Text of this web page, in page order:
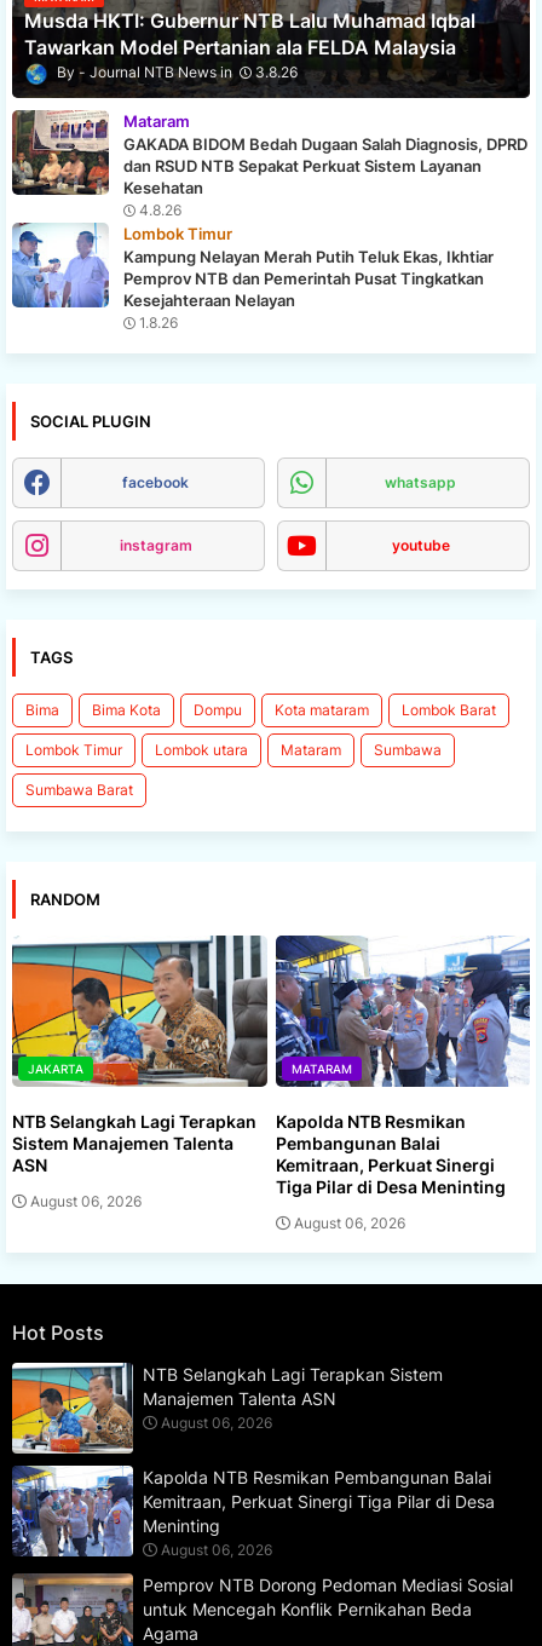
Musda HKTI: Gubernur NTB Lalu Muhamad Iqbal
Tawarkan Model Pertanian ala FELDA Malaysia
Journal NTB News 3.8.26
Mataram
GAKADA BIDOM Bedah Dugaan Salah Diagnosis, DPRD
dan RSUD NTB Sepakat Perkuat Sistem Layanan
Kesehatan
4.8.26
Lombok Timur
Kampung Nelayan Merah Putih Teluk Ekas, Ikhtiar
Pemprov NTB dan Pemerintah Pusat Tingkatkan
Kesejahteraan Nelayan
1.8.26
SOCIAL PLUGIN
facebook whatsapp
instagram youtube
TAGS
Bima Bima Kota Dompu Kota mataram Lombok Barat
Lombok Timur Lombok utara Mataram Sumbawa
Sumbawa Barat
RANDOM
JAKARTA
NTB Selangkah Lagi Terapkan
Sistem Manajemen Talenta
ASN
August 06, 2026
MATARAM
Kapolda NTB Resmikan
Pembangunan Balai
Kemitraan, Perkuat Sinergi
Tiga Pilar di Desa Meninting
August 06, 2026
Hot Posts
NTB Selangkah Lagi Terapkan Sistem
Manajemen Talenta ASN
August 06, 2026
Kapolda NTB Resmikan Pembangunan Balai
Kemitraan, Perkuat Sinergi Tiga Pilar di Desa
Meninting
August 06, 2026
Pemprov NTB Dorong Pedoman Mediasi Sosial
untuk Mencegah Konflik Pernikahan Beda
Agama